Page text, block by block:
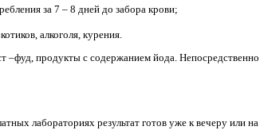
за 7 – 8 дней до забора крови;
алкоголя, курения.
–фуд, продукты с содержанием йода. Непосредственно
лабораториях результат готов уже к вечеру или на